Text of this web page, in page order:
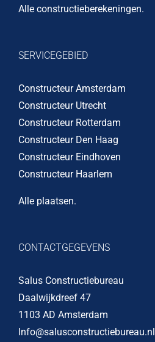
Alle constructieberekeningen.
SERVICEGEBIED
Constructeur Amsterdam
Constructeur Utrecht
Constructeur Rotterdam
Constructeur Den Haag
Constructeur Eindhoven
Constructeur Haarlem
Alle plaatsen.
CONTACTGEGEVENS
Salus Constructiebureau
Daalwijkdreef 47
1103 AD Amsterdam
Info@salusconstructiebureau.nl